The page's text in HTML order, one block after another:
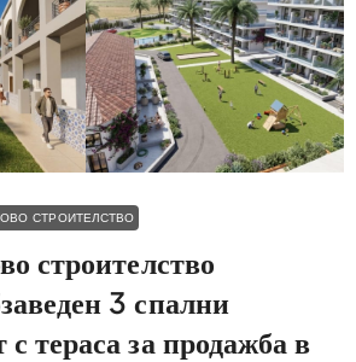
СТРОИТЕЛСТВО
строителство
3 спални
тераса за продажба в